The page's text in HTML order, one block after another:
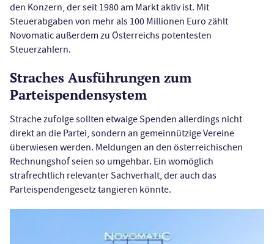
den Konzern, der seit 1980 am Markt aktiv ist. Mit
Steuerabgaben von mehr als 100 Millionen Euro zählt
Novomatic außerdem zu Österreichs potentesten
Steuerzahlern.
Straches Ausführungen zum
Parteispendensystem
Strache zufolge sollten etwaige Spenden allerdings nicht
direkt an die Partei, sondern an gemeinnützige Vereine
überwiesen werden. Meldungen an den österreichischen
Rechnungshof seien so umgehbar. Ein womöglich
strafrechtlich relevanter Sachverhalt, der auch das
Parteispendengesetz tangieren könnte.